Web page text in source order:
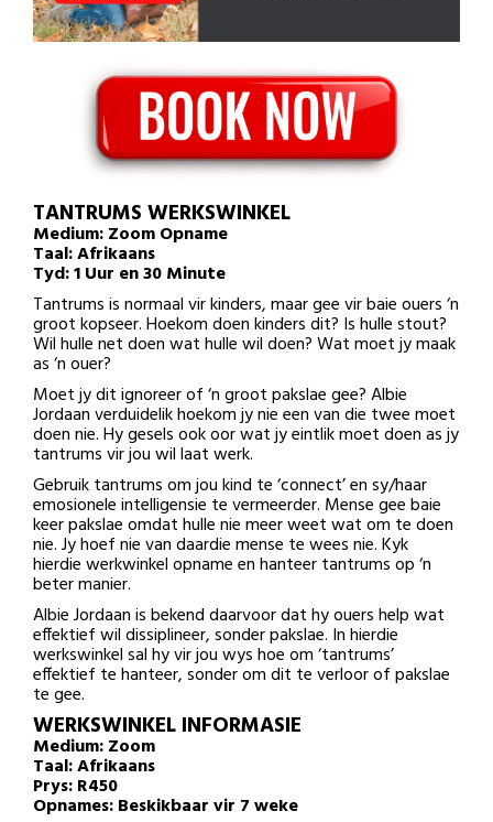
TANTRUMS WERKSWINKEL
Medium: Zoom Opname
Taal: Afrikaans
Tyd: 1 Uur en 30 Minute
Tantrums is normaal vir kinders, maar gee vir baie ouers ‘n
groot kopseer. Hoekom doen kinders dit? Is hulle stout?
Wil hulle net doen wat hulle wil doen? Wat moet jy maak
as ‘n ouer?
Moet jy dit ignoreer of ‘n groot pakslae gee? Albie
Jordaan verduidelik hoekom jy nie een van die twee moet
doen nie. Hy gesels ook oor wat jy eintlik moet doen as jy
tantrums vir jou wil laat werk.
Gebruik tantrums om jou kind te ‘connect’ en sy/haar
emosionele intelligensie te vermeerder. Mense gee baie
keer pakslae omdat hulle nie meer weet wat om te doen
nie. Jy hoef nie van daardie mense te wees nie. Kyk
hierdie werkwinkel opname en hanteer tantrums op ‘n
beter manier.
Albie Jordaan is bekend daarvoor dat hy ouers help wat
effektief wil dissiplineer, sonder pakslae. In hierdie
werkswinkel sal hy vir jou wys hoe om ‘tantrums’
effektief te hanteer, sonder om dit te verloor of pakslae
te gee.
WERKSWINKEL INFORMASIE
Medium: Zoom
Taal: Afrikaans
Prys: R450
Opnames: Beskikbaar vir 7 weke